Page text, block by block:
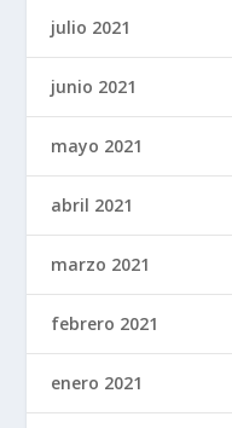
julio 2021
junio 2021
mayo 2021
abril 2021
marzo 2021
febrero 2021
enero 2021